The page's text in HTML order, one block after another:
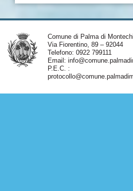
Comune di Palma di
Via Fiorentino, 89 – 92044
Telefono: 0922 799111
Email:
P.E.C. :